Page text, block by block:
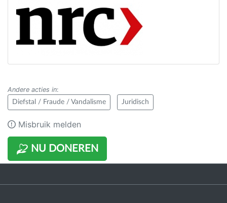
NU DONEREN
Andere acties in:
Diefstal / Fraude / Vandalisme Juridisch
Misbruik melden